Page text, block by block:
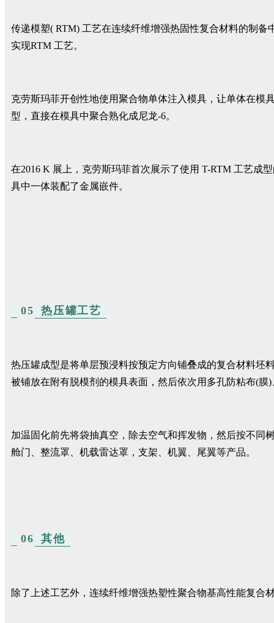
传递模塑( RTM) 工艺在连续纤维增强热固性复合材料的制
实现RTM 工艺。
克劳斯玛菲开创性地使用聚合物单体注入模具，让单体在
型，直接在模具中聚合熟化成尼龙-6。
在2016 K 展上，克劳斯玛菲首次展示了使用 T-RTM 工艺成
具中一体装配了金属嵌件。
05 热压罐工艺
热压罐成型是将单层预浸料按预定方向铺叠成的复合材料坯
被铺放在附有脱模剂的模具表面，然后依次用多孔防粘布(
加温固化前先将袋抽真空，除去空气和挥发物，然后按不同
舱门、整流罩、机载雷达罩，支架、机翼、尾翼等产品。
06 其他
除了上述工艺外，连续纤维增强热塑性聚合物基高性能复合